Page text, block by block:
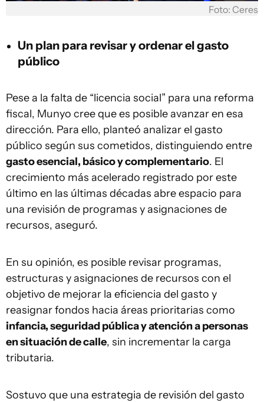
Foto: Ceres
Un plan para revisar y ordenar el gasto
público
Pese a la falta de “licencia social” para una reforma
fiscal, Munyo cree que es posible avanzar en esa
dirección. Para ello, planteó analizar el gasto
público según sus cometidos, distinguiendo entre
gasto esencial, básico y complementario. El
crecimiento más acelerado registrado por este
último en las últimas décadas abre espacio para
una revisión de programas y asignaciones de
recursos, aseguró.
En su opinión, es posible revisar programas,
estructuras y asignaciones de recursos con el
objetivo de mejorar la eficiencia del gasto y
reasignar fondos hacia áreas prioritarias como
infancia, seguridad pública y atención a personas
en situación de calle, sin incrementar la carga
tributaria.
Sostuvo que una estrategia de revisión del gasto